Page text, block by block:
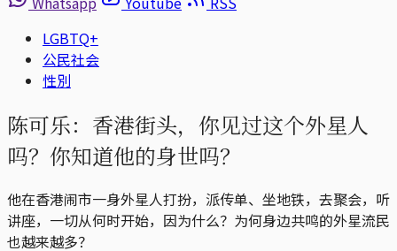
LGBTQ+
公民社会
性別
陈可乐：香港街头，你见过这个外星人
吗？你知道他的身世吗？
他在香港闹市一身外星人打扮，派传单、坐地铁，去聚会，听
讲座，一切从何时开始，因为什么？为何身边共鸣的外星流民
也越来越多？